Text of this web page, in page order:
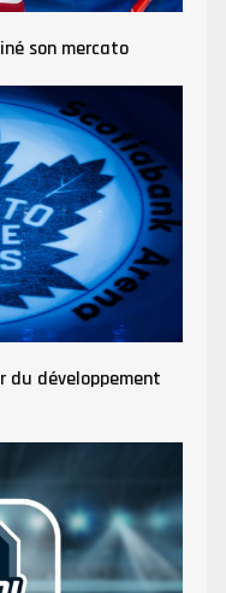
son mercato
du développement